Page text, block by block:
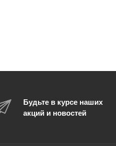
Будьте в курсе наших
акций и новостей